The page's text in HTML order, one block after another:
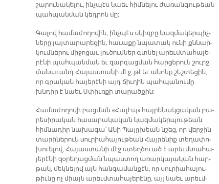
շա­րու­նա­կե­լու, ինչ­պէս նաեւ հիմ­նե­լու ժա­ռան­գու­թեան
պահ­պան­ման կեդ­րոն մը:
Գա­լով հա­մա­ժո­ղո­վին, ինչ­պէս սկիզ­բը կազ­մա­կեր­պիչ­
նե­րը յայ­տա­րա­րե­ցին, հա­ւա­քը նպա­տակ ու­նի քննար­
կում­նե­րու մի­ջո­ցաւ լու­ծում­ներ գտնել ա­րեւմ­տա­հա­յե­
րէ­նի պահ­պան­ման եւ զար­գաց­ման հար­ցե­րուն շուրջ,
մա­նա­ւանդ Հա­յաս­տա­նի մէջ, թէեւ ա­նոնք շեշ­տե­ցին,
որ գրա­կան հա­յե­րէ­նի այդ ճիւ­ղին պահ­պա­նու­մը
խնդիր է նաեւ Սփիւռ­քի տա­րած­քին:
Հա­մա­ժո­ղո­վի բաց­ման «Հա­լէ­պ» հայ­րե­նակ­ցա­կան բա­
րե­սի­րա­կան հա­սա­րա­կա­կան կազ­մա­կեր­պու­թեան
հիմ­նա­դիր նա­խա­գա՝ Ա­նի Պա­լը­խեան նշեց, որ վեր­ջին
տա­րի­նե­րուն սու­րիա­հա­յու­թեան Հայ­րե­նիք տե­ղա­փո­
խուե­լով, Հա­յաս­տա­նի մէջ ստեղ­ծուած է ա­րեւմ­տա­հա­
յե­րէ­նի զօ­րե­ղաց­ման նպաս­տող ա­ռար­կա­յա­կան հար­
թակ, մեկ­նե­լով այն հան­գա­ման­քէն, որ սու­րիա­հա­յու­
թիւ­նը ոչ միայն ա­րեւմ­տա­հա­յե­րէ­նը, այլ նաեւ ա­րեւմ­